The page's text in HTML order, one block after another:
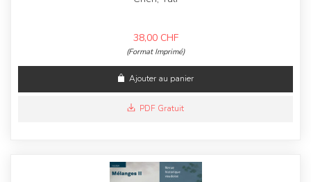
38,00 CHF
(Format Imprimé)
Ajouter au panier
PDF Gratuit